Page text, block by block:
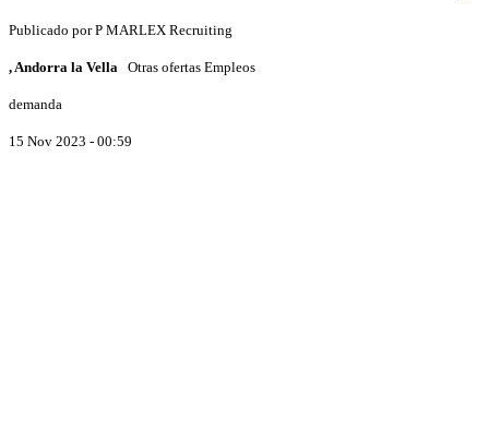
Publicado porP MARLEX Recruiting
, Andorra la Vella Otras ofertas Empleos
demanda
15 Nov 2023 - 00:59